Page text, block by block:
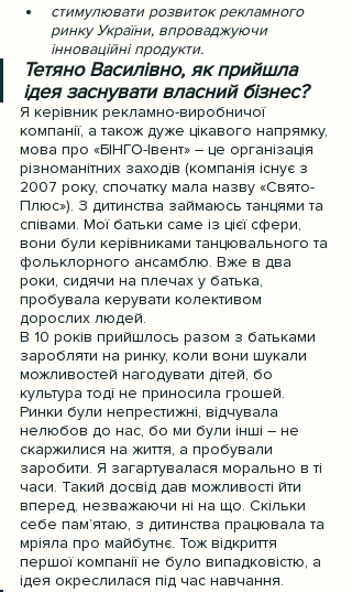
стимулювати розвиток рекламного
ринку України, впроваджуючи
інноваційні продукти.
Тетяно Василівно, як прийшла
ідея заснувати власний бізнес?
Я керівник рекламно-виробничої
компанії, а також дуже цікавого напрямку,
мова про «БІНГО-Івент» – це організація
різноманітних заходів (компанія існує з
2007 року, спочатку мала назву «Свято-
Плюс»). З дитинства займаюсь танцями та
співами. Мої батьки саме із цієї сфери,
вони були керівниками танцювального та
фольклорного ансамблю. Вже в два
роки, сидячи на плечах у батька,
пробувала керувати колективом
дорослих людей.
В 10 років прийшлось разом з батьками
заробляти на ринку, коли вони шукали
можливостей нагодувати дітей, бо
культура тоді не приносила грошей.
Ринки були непрестижні, відчувала
нелюбов до нас, бо ми були інші – не
скаржилися на життя, а пробували
заробити. Я загартувалася морально в ті
часи. Такий досвід дав можливості йти
вперед, незважаючи ні на що. Скільки
себе пам’ятаю, з дитинства працювала та
мріяла про майбутнє. Тож відкриття
першої компанії не було випадковістю, а
ідея окреслилася під час навчання.